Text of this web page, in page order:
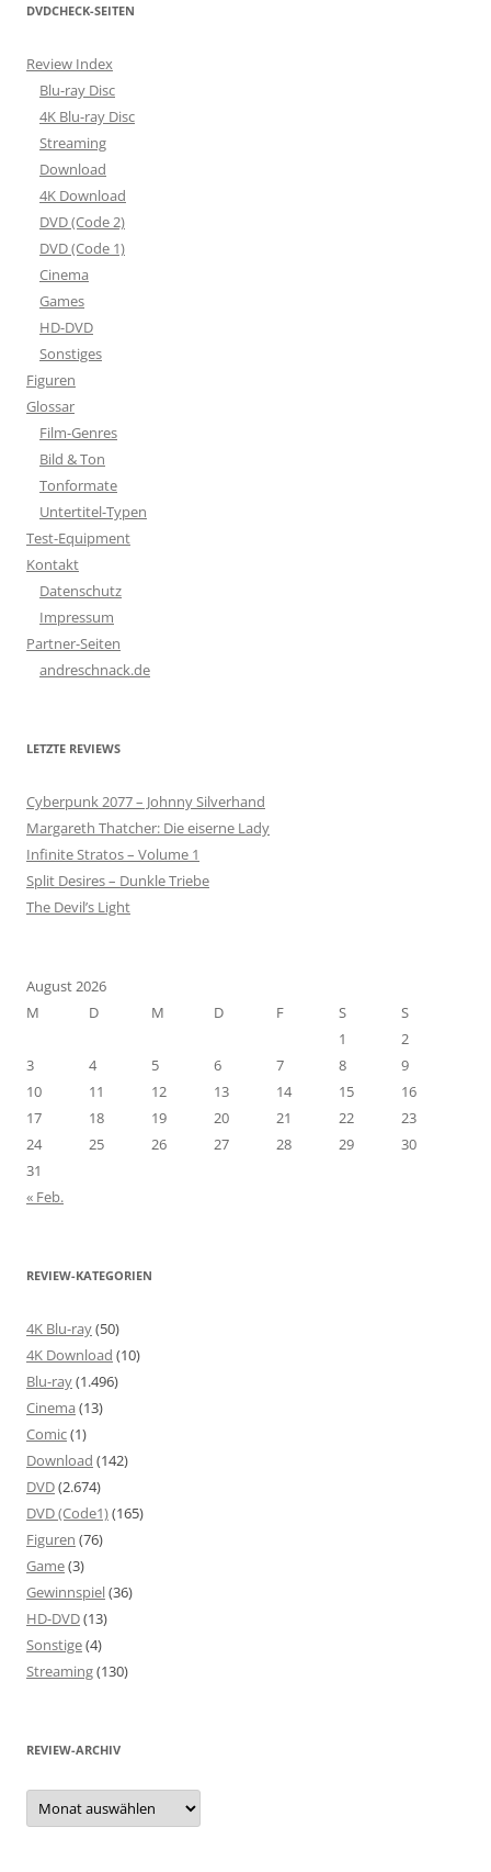
DVDCHECK-SEITEN
Review Index
Blu-ray Disc
4K Blu-ray Disc
Streaming
Download
4K Download
DVD (Code 2)
DVD (Code 1)
Cinema
Games
HD-DVD
Sonstiges
Figuren
Glossar
Film-Genres
Bild & Ton
Tonformate
Untertitel-Typen
Test-Equipment
Kontakt
Datenschutz
Impressum
Partner-Seiten
andreschnack.de
LETZTE REVIEWS
Cyberpunk 2077 – Johnny Silverhand
Margareth Thatcher: Die eiserne Lady
Infinite Stratos – Volume 1
Split Desires – Dunkle Triebe
The Devil’s Light
August 2026
M
D M D F S
S
1
2
3
4 5 6 7 8
9
10
11 12 13 14 15
16
17
18 19 20 21 22
23
24
25 26 27 28 29
30
31
« Feb.
REVIEW-KATEGORIEN
4K Blu-ray(50)
4K Download (10)
Blu-ray(1.496)
Cinema (13)
Comic(1)
Download (142)
DVD(2.674)
DVD (Code1)(165)
Figuren (76)
Game(3)
Gewinnspiel(36)
HD-DVD(13)
Sonstige(4)
Streaming(130)
REVIEW-ARCHIV
Review-
Archiv